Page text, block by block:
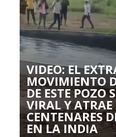
VIDEO: EL
MOVIMIENTO
DE ESTE POZO
VIRAL Y ATRAE
CENTENARES
EN LA INDIA